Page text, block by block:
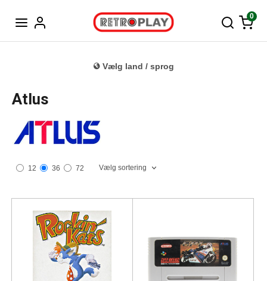
0
Vælg land / sprog
Atlus
12 36 72 Vælg sortering